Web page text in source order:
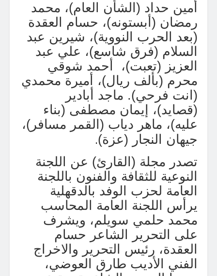
أمين حداد (الشأن العام)، محمد
رمضان (أبستونه)، حسام العقدة
(بعد الحرب النووية)، شيرين عبد
السلام (فرق شاسع)، علي عبد
العزيز (تعبت)،
أحمد شوقي
محرم (بألف ريال)، أميرة محمدي
(انت فرحي). ماجد أبادير
(قصايد)، إيمان مصطفى (بناء
عليه)، ماهر دياب (القمر مسافر)،
جيهان النجار (عزة).
تصدر مجلة (القارئ) عن اللجنة
النوعية للثقافة والفنون باللجنة
العامة لحزب الوفد بالدقهلية
يرأس اللجنة العامة المحاسب
محمد حلمي سويلم، ويشرف
على التحرير الشاعر حسام
العقدة، رئيس التحرير والاخراج
الفني الأديب طارق العوضي،